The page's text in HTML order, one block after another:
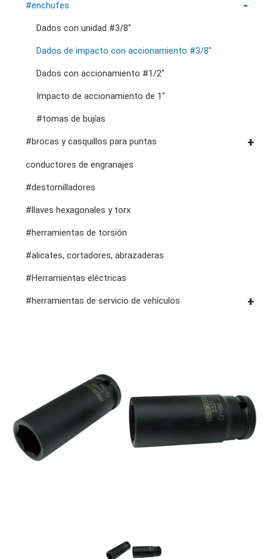
accesorios de almacenamiento
herramientas de servicio general vde
#llaves de trinquete combinadas
#llaves de trinquete de doble anillo
#llaves de boca dobles
#llaves especiales
#llaves ajustables y de alicates
#adaptadores de llave inglesa
#enchufes
Dados con unidad #3/8"
Dados de impacto con accionamiento #3/8"
Dados con accionamiento #1/2"
Impacto de accionamiento de 1"
#tomas de bujías
#brocas y casquillos para puntas
Puntas hexagonales #1/4"
puntas hexagonales de 10 mm
Dados con punta de accionamiento #1/2"
conductores de engranajes
#destornilladores
#llaves hexagonales y torx
#herramientas de torsión
#alicates, cortadores, abrazaderas
#Herramientas eléctricas
#herramientas de servicio de vehículos